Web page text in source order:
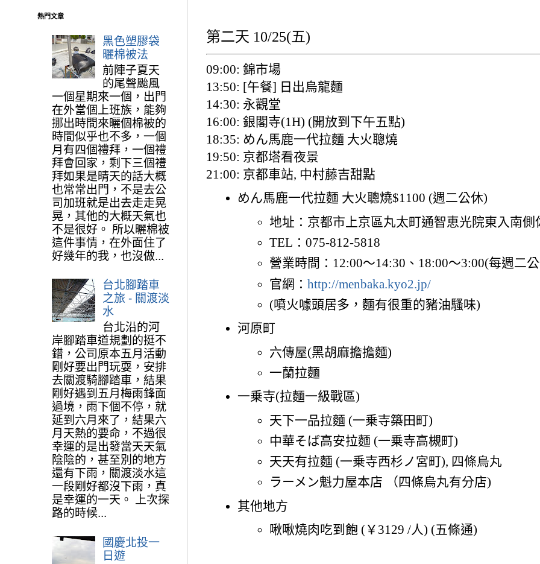
第二天 10/25(五)
09:00: 錦市場
13:50: [午餐] 日出烏龍麵
14:30: 永觀堂
16:00: 銀閣寺(1H) (開放到下午五點)
18:35: めん馬鹿一代拉麵 大火聰燒
19:50: 京都塔看夜景
21:00: 京都車站, 中村藤吉甜點
めん馬鹿一代拉麵 大火聰燒$1100 (週二公休)
地址：京都市上京區丸太町通智恵光院東入南側
TEL：075-812-5818
營業時間：12:00～14:30、18:00～3:00(每週二
官網： http://menbaka.kyo2.jp/
(噴火噱頭居多，麵有很重的豬油騷味)
河原町
六傳屋(黑胡麻擔擔麵)
一蘭拉麵
一乗寺(拉麵一級戰區)
天下一品拉麵 (一乗寺築田町)
中華そば高安拉麵 (一乗寺高槻町)
天天有拉麵 (一乗寺西杉ノ宮町), 四條烏丸
ラーメン魁力屋本店 （四條烏丸有分店)
其他地方
啾啾燒肉吃到飽 (￥3129 /人) (五條通)
熱門文章
黑色塑膠袋
曬棉被法
前陣子夏天
的尾聲颱風
一個星期來一個，出門
在外當個上班族，能夠
挪出時間來曬個棉被的
時間似乎也不多，一個
月有四個禮拜，一個禮
拜會回家，剩下三個禮
拜如果是晴天的話大概
也常常出門，不是去公
司加班就是出去走走晃
晃，其他的大概天氣也
不是很好。 所以曬棉被
這件事情，在外面住了
好幾年的我，也沒做...
台北腳踏車
之旅 - 關渡淡
水
台北沿的河
岸腳踏車道規劃的挺不
錯，公司原本五月活動
剛好要出門玩耍，安排
去關渡騎腳踏車，結果
剛好遇到五月梅雨鋒面
過境，雨下個不停，就
延到六月來了，結果六
月天熱的要命，不過很
幸運的是出發當天天氣
陰陰的，甚至別的地方
還有下雨，關渡淡水這
一段剛好都沒下雨，真
是幸運的一天。 上次探
路的時候...
國慶北投一
日遊